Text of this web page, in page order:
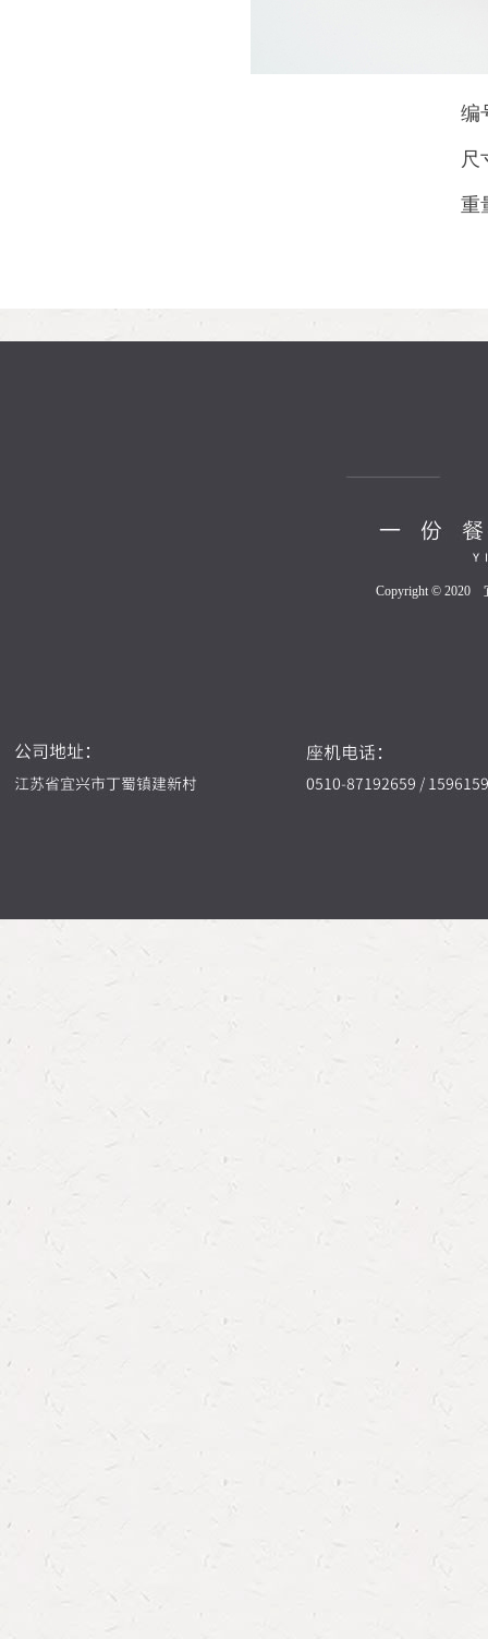
编
尺
重
Copyright © 2020